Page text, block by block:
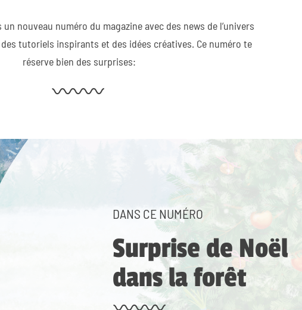
nouveau numéro du magazine avec des news de l’univers
des tutoriels inspirants et des idées créatives. Ce numéro te
réserve bien des surprises:
DANS CE NUMÉRO
Surprise de Noël
dans la forêt